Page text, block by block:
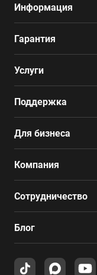
Информация
Гарантия
Услуги
Поддержка
Для бизнеса
Компания
Сотрудничество
Блог